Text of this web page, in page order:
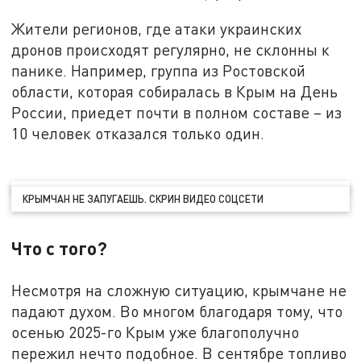
Жители регионов, где атаки украинских
дронов происходят регулярно, не склонны к
панике. Например, группа из Ростовской
области, которая собиралась в Крым на День
России, приедет почти в полном составе – из
10 человек отказался только один.
КРЫМЧАН НЕ ЗАПУГАЕШЬ. СКРИН ВИДЕО СОЦСЕТИ
Что с того?
Несмотря на сложную ситуацию, крымчане не
падают духом. Во многом благодаря тому, что
осенью 2025-го Крым уже благополучно
пережил нечто подобное. В сентябре топливо